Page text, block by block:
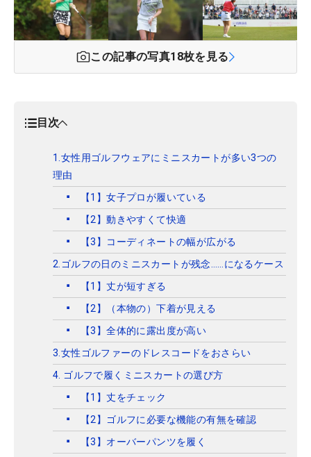
この記事の写真18枚を見る
目次
1.女性用ゴルフウェアにミニスカートが多い3つの
理由
【1】女子プロが履いている
【2】動きやすくて快適
【3】コーディネートの幅が広がる
2.ゴルフの日のミニスカートが残念……になるケース
【1】丈が短すぎる
【2】（本物の）下着が見える
【3】全体的に露出度が高い
3.女性ゴルファーのドレスコードをおさらい
4. ゴルフで履くミニスカートの選び方
【1】丈をチェック
【2】ゴルフに必要な機能の有無を確認
【3】オーバーパンツを履く